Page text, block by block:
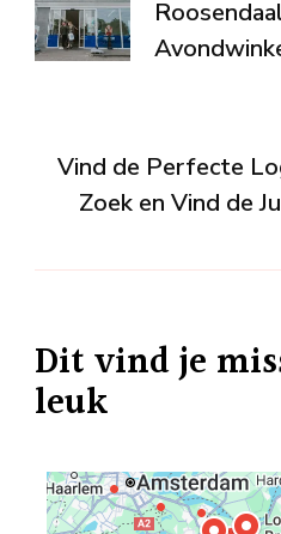
Vind de Perfecte
Zoek en Vind de
Dit vind je
leuk